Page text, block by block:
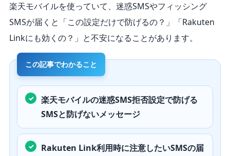
楽天モバイルを使っていて、迷惑SMSやフィッシング
SMSが届くと「この設定だけで防げるの？」「Rakuten
Linkにも効くの？」と不安になることがあります。
楽天モバイルの迷惑SMS拒否設定で防げる
SMSと防げないメッセージ
Rakuten Link利用時に注意したいSMSの届